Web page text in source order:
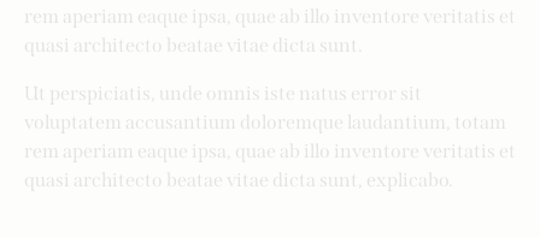
rem aperiam eaque ipsa, quae ab illo inventore veritatis et
quasi architecto beatae vitae dicta sunt.
Ut perspiciatis, unde omnis iste natus error sit
voluptatem accusantium doloremque laudantium, totam
rem aperiam eaque ipsa, quae ab illo inventore veritatis et
quasi architecto beatae vitae dicta sunt, explicabo.